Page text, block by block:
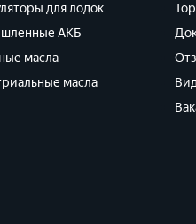
для лодок
АКБ
масла
масла